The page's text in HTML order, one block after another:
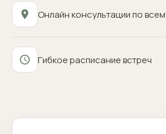
Онлайн консультации по
Гибкое расписание встреч